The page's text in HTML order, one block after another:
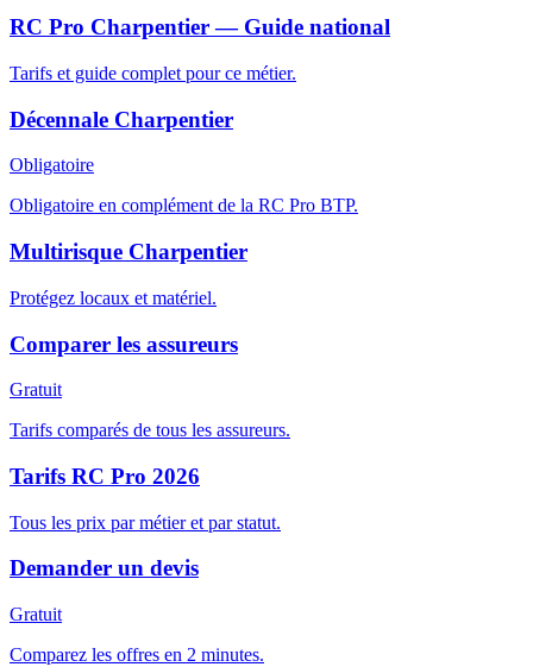
RC Pro Charpentier — Guide national
Tarifs et guide complet pour ce métier.
Décennale Charpentier
Obligatoire
Obligatoire en complément de la RC Pro BTP.
Multirisque Charpentier
Protégez locaux et matériel.
Comparer les assureurs
Gratuit
Tarifs comparés de tous les assureurs.
Tarifs RC Pro 2026
Tous les prix par métier et par statut.
Demander un devis
Gratuit
Comparez les offres en 2 minutes.